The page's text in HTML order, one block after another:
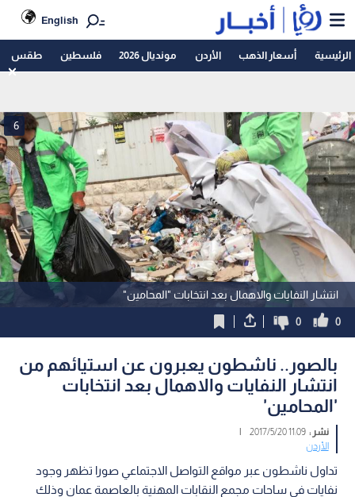
English
الرئيسية أسعار الذهب الأردن مونديال 2026 فلسطين طقس
انتشار النفايات والاهمال بعد انتخابات "المحامين"
6
0
0
بالصور.. ناشطون يعبرون عن استيائهم من
انتشار النفايات والاهمال بعد انتخابات
'المحامين'
نشر :11:09 2017/5/20
|
الأردن
تداول ناشطون عبر مواقع التواصل الاجتماعي صورا تظهر وجود
نفايات في ساحات مجمع النقابات المهنية بالعاصمة عمان وذلك